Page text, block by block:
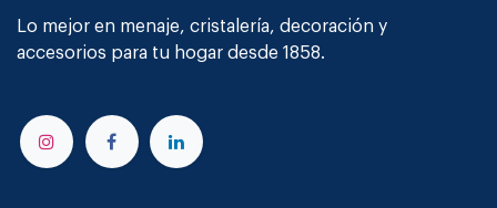
Lo mejor en menaje, cristalería, decoración y
accesorios para tu hogar desde 1858.